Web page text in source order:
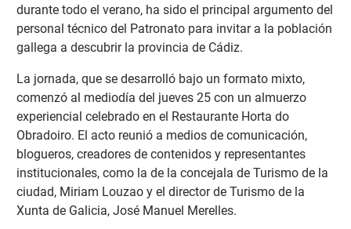
durante todo el verano, ha sido el principal argumento del
personal técnico del Patronato para invitar a la población
gallega a descubrir la provincia de Cádiz.
La jornada, que se desarrolló bajo un formato mixto,
comenzó al mediodía del jueves 25 con un almuerzo
experiencial celebrado en el Restaurante Horta do
Obradoiro. El acto reunió a medios de comunicación,
blogueros, creadores de contenidos y representantes
institucionales, como la de la concejala de Turismo de la
ciudad, Miriam Louzao y el director de Turismo de la
Xunta de Galicia, José Manuel Merelles.